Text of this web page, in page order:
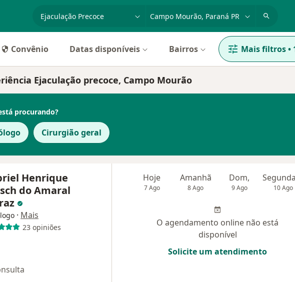
Convênio Datas disponíveis Bairros Mais filtros•
Ejaculação precoce, Campo Mourão
procurando?
Cirurgião geral
Henrique
do Amaral
· Mais
23 opiniões
Hoje
7 Ago
Amanhã
8 Ago
Dom,
9 Ago 10 Ago
O agendamento online não está
disponível
Solicite um atendimento